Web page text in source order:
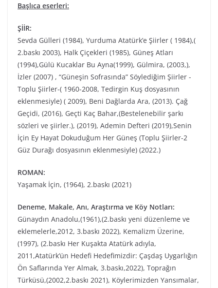
Başlıca eserleri:
ŞİİR:
Sevda Gülleri (1984), Yurduma Atatürk’e Şiirler ( 1984),(
2.baskı 2003), Halk Çiçekleri (1985), Güneş Atları
(1994),Gülü Kucaklar Bu Ayna(1999), Gülmira, (2003,),
İzler (2007) , “Güneşin Sofrasında” Söylediğim Şiirler -
Toplu Şiirler-( 1960-2008, Tedirgin Kuş dosyasının
eklenmesiyle) ( 2009), Beni Dağlarda Ara, (2013). Çağ
Geçidi, (2016), Geçti Kaç Bahar,(Bestelenebilir şarkı
sözleri ve şiirler.), (2019), Ademin Defteri (2019),Senin
İçin Ey Hayat Dokuduğum Her Güneş (Toplu Şiirler-2
Güz Durağı dosyasının eklenmesiyle) (2022.)
ROMAN:
Yaşamak İçin, (1964), 2.baskı (2021)
Deneme, Makale, Anı, Araştırma ve Köy Notları:
Günaydın Anadolu,(1961),(2.baskı yeni düzenleme ve
eklemelerle,2012, 3.baskı 2022), Kemalizm Üzerine,
(1997), (2.baskı Her Kuşakta Atatürk adıyla,
2011,Atatürk’ün Hedefi Hedefimizdir: Çaşdaş Uygarlığın
Ön Saflarında Yer Almak, 3.baskı,2022), Toprağın
Türküsü,(2002,2.baskı 2021), Köylerimizden Yansımalar,